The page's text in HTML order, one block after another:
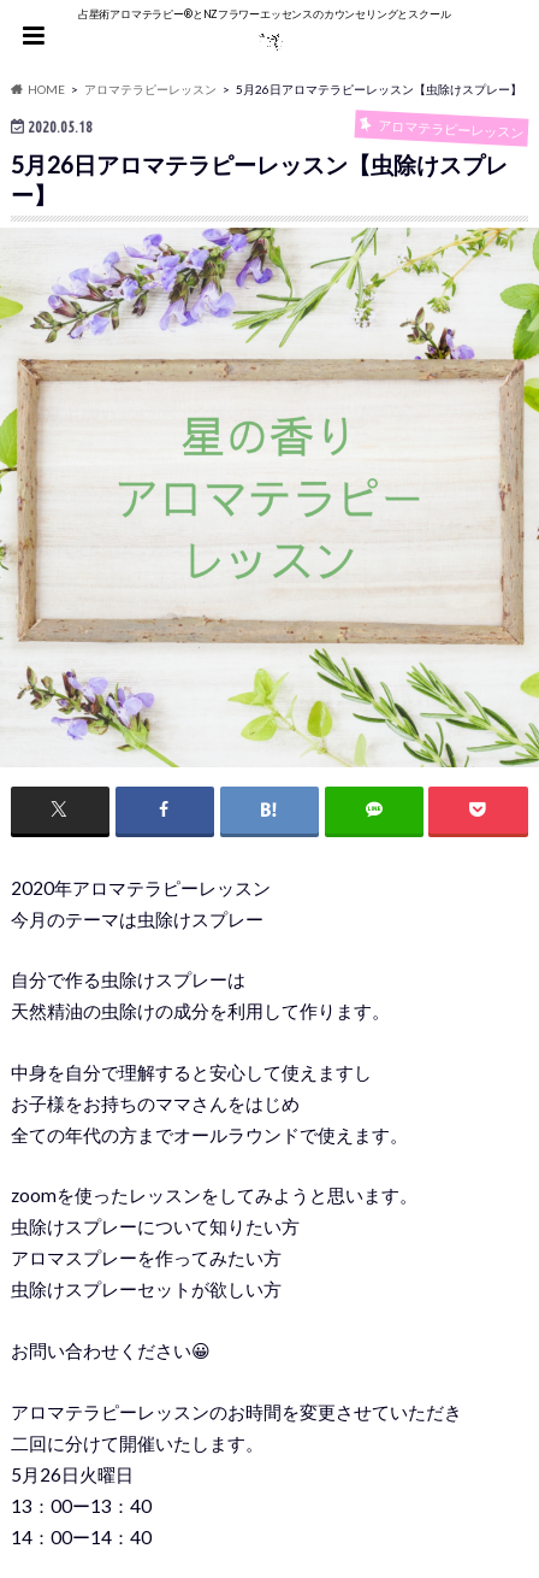
占星術アロマテラピー®︎とNZフラワーエッセンスのカウンセリングとスクール
HOME アロマテラピーレッスン 5月26日アロマテラピーレッスン【虫除けスプレー】
2020.05.18 アロマテラピーレッスン
5月26日アロマテラピーレッスン【虫除けスプレ
ー】
2020年アロマテラピーレッスン
今月のテーマは虫除けスプレー
自分で作る虫除けスプレーは
天然精油の虫除けの成分を利用して作ります。
中身を自分で理解すると安心して使えますし
お子様をお持ちのママさんをはじめ
全ての年代の方までオールラウンドで使えます。
zoomを使ったレッスンをしてみようと思います。
虫除けスプレーについて知りたい方
アロマスプレーを作ってみたい方
虫除けスプレーセットが欲しい方
お問い合わせください😀
アロマテラピーレッスンのお時間を変更させていただき
二回に分けて開催いたします。
5月26日火曜日
13：00ー13：40
14：00ー14：40